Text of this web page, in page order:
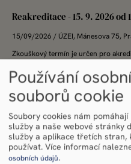
Reakreditace - 15. 9. 2026 od
15/09/2026 / ÚZEI, Mánesova 75,
Zkouškový termín je určen pro
Zdroj foto: Pixabay
Reakreditace - 22. 9. 2026
22/09/2026/ ÚZEI, Mánesova 75,
Používání
souborů cookie
Soubory cookies nám
služby a naše webové stránky
služby a aplikace třetích
používat. Více informací
osobních údajů.